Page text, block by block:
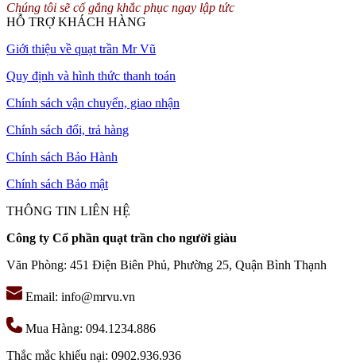
Chúng tôi sẽ cố gắng khắc phục ngay lập tức
HỖ TRỢ KHÁCH HÀNG
Giới thiệu về quạt trần Mr Vũ
Quy định và hình thức thanh toán
Chính sách vận chuyển, giao nhận
Chính sách đổi, trả hàng
Chính sách Bảo Hành
Chính sách Bảo mật
THÔNG TIN LIÊN HỆ
Công ty Cổ phần quạt trần cho người giàu
Văn Phòng: 451 Điện Biên Phủ, Phường 25, Quận Bình Thạnh
Email: info@mrvu.vn
Mua Hàng: 094.1234.886
Thắc mắc khiếu nại: 0902.936.936